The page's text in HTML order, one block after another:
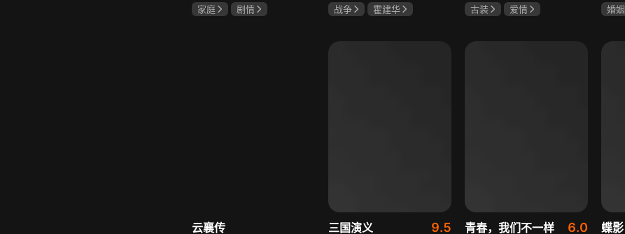
家庭
剧情
战争
霍建华
古装
爱情
婚姻
云襄传 三国演义 9.5 青春，我们不一样 6.0 蝶影